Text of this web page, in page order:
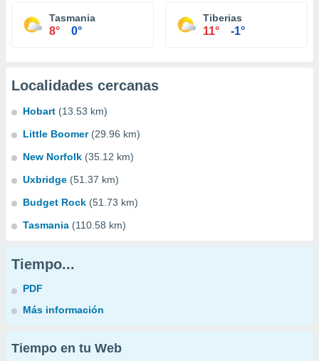
Tasmania
8° 0°
Tiberias
11° -1°
Localidades cercanas
Hobart (13.53 km)
Little Boomer (29.96 km)
New Norfolk (35.12 km)
Uxbridge (51.37 km)
Budget Rock (51.73 km)
Tasmania (110.58 km)
Tiempo...
PDF
Más información
Tiempo en tu Web